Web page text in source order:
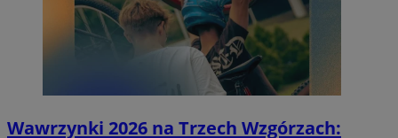
Wawrzynki 2026 na Trzech Wzgórzach: